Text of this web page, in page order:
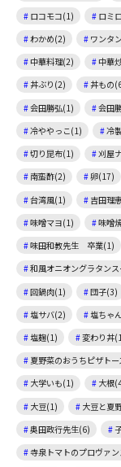
ロコモコ(1)
ロミ
わかめ(2)
ワンタ
中華料理(2)
中華
丼ぶり(2)
丼もの
会田勝弘(1)
会田
冷ややっこ(1)
冷
切り昆布(1)
刈屋
南蛮酢(2)
卵(17)
台湾風(1)
吉田理
味噌マヨ(1)
味噌
味田和教先生 卒業(1)
和風オニオングラタン
回鍋肉(1)
団子(3)
塩サバ(2)
塩ちゃ
塩麹(1)
変わり丼
夏野菜のおうちピザト
大学いも(1)
大根
大豆(1)
大豆と夏
奥田政行先生(6)
寺泉トマトのプロヴァ